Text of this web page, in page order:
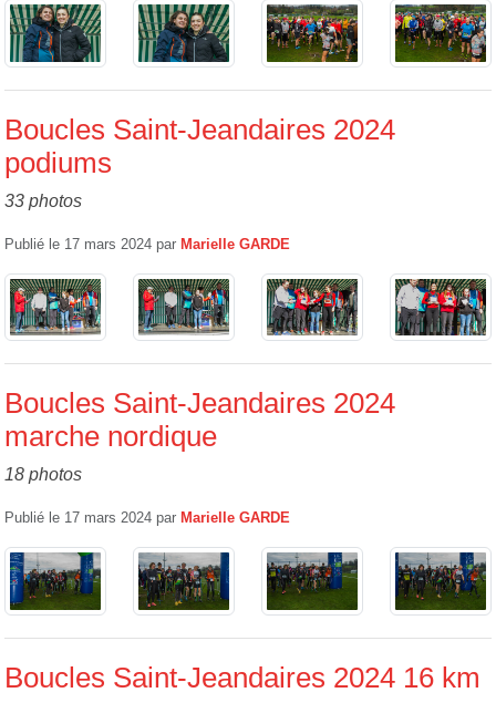
Boucles Saint-Jeandaires 2024
podiums
33 photos
Publié le 17 mars 2024 par Marielle GARDE
Boucles Saint-Jeandaires 2024
marche nordique
18 photos
Publié le 17 mars 2024 par Marielle GARDE
Boucles Saint-Jeandaires 2024 16 km